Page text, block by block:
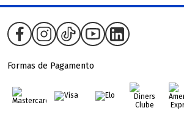
Formas de Pagamento